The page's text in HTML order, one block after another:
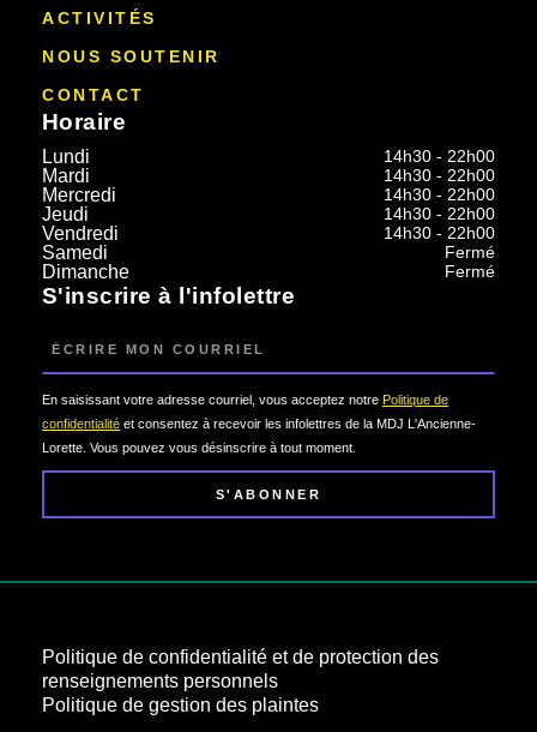
ACTIVITÉS
NOUS SOUTENIR
CONTACT
Horaire
Lundi 14h30 - 22h00
Mardi 14h30 - 22h00
Mercredi 14h30 - 22h00
Jeudi 14h30 - 22h00
Vendredi 14h30 - 22h00
Samedi Fermé
Dimanche Fermé
S'inscrire à l'infolettre
En saisissant votre adresse courriel, vous acceptez notre Politique de
confidentialité et consentez à recevoir les infolettres de la MDJ L'Ancienne-
Lorette. Vous pouvez vous désinscrire à tout moment.
S'ABONNER
Politique de confidentialité et de protection des
renseignements personnels
Politique de gestion des plaintes